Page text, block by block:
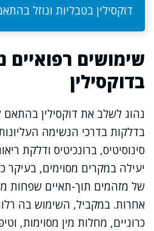
דוקסילין בטבליות ונוזל
שימושים רפואיים
בדוקסילין
נהוג לשלב את דוקסילין בהתאם
בדלקות בדרכי הנשימה
סינוסיטיס, ברונכיטיס ודלקת
יעילה במקרים מסוימים,
של מזהמים תוך-תאיים שפחות
אחרות. במקביל, השימוש בה
כרוניים, מחלות מין מסוימות,